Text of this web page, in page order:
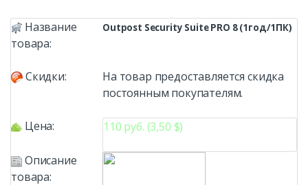
Название
товара:
Outpost Security Suite PRO 8 (1год/1ПК)
Скидки:
На товар предоставляется скидка
постоянным покупателям.
Цена: 110 руб. (3,50 $)
Описание
товара: